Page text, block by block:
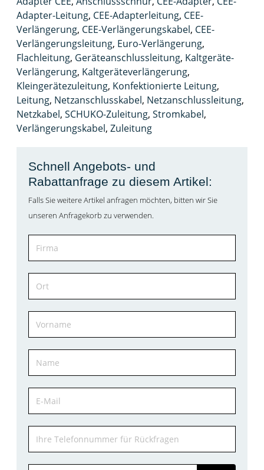
Adapter-Leitung, CEE-Adapterleitung, CEE-
Verlängerung, CEE-Verlängerungskabel, CEE-
Verlängerungsleitung, Euro-Verlängerung,
Flachleitung, Geräteanschlussleitung, Kaltgeräte-
Verlängerung, Kaltgeräteverlängerung,
Kleingerätezuleitung, Konfektionierte Leitung,
Leitung, Netzanschlusskabel, Netzanschlussleitung,
Netzkabel, SCHUKO-Zuleitung, Stromkabel,
Verlängerungskabel, Zuleitung
Schnell Angebots- und
Rabattanfrage zu diesem Artikel:
Falls Sie weitere Artikel anfragen möchten, bitten wir Sie
unseren Anfragekorb zu verwenden.